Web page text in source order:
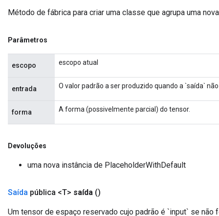
Método de fábrica para criar uma classe que agrupa uma
Parâmetros
escopo escopo atual
entrada O valor padrão a ser produzido quando a `saída`
forma A forma (possivelmente parcial) do tensor.
Devoluções
uma nova instância de PlaceholderWithDefault
Saída pública <T> saída ()
Um tensor de espaço reservado cujo padrão é `input` se não